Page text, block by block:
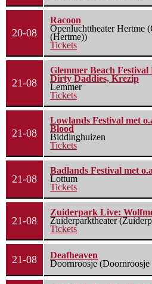
20-08
Racoon
Openluchttheater Hertme
(Hertme))
Tickets
21-08
Glemmer Beach Festival
Dirty Daddies, Krezip
Lemmer
Tickets
21-08
Lowlands Festival met
Blood
Biddinghuizen
Tickets
21-08
Badlands Festival met
Lottum
Tickets
21-08
Zuiderpark Live:
Zuiderparktheater
Tickets
21-08
Deafheaven
Doornroosje